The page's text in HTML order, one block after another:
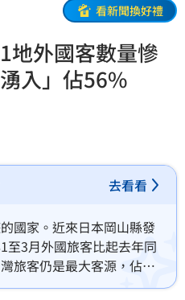
看新聞換好禮
地外國客數量慘
入」佔56%
去看看
國家。近來日本岡山縣發
至3月外國旅客比起去年同
旅客仍是最大客源，佔整